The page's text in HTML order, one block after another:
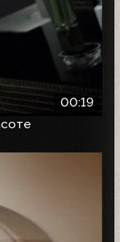
00:19